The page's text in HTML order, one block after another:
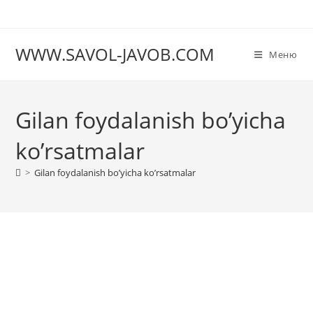
WWW.SAVOL-JAVOB.COM Меню
Gilan foydalanish bo’yicha
ko’rsatmalar
> Gilan foydalanish bo’yicha ko’rsatmalar